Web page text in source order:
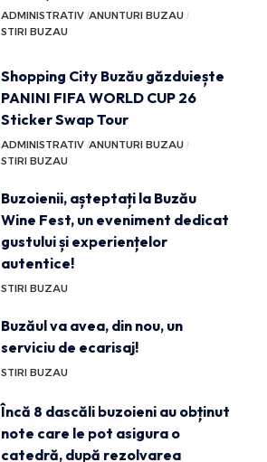
ADMINISTRATIV ANUNTURI BUZAU
STIRI BUZAU
Shopping City Buzău găzduiește
PANINI FIFA WORLD CUP 26
Sticker Swap Tour
ADMINISTRATIV ANUNTURI BUZAU
STIRI BUZAU
Buzoienii, așteptați la Buzău
Wine Fest, un eveniment dedicat
gustului și experiențelor
autentice!
STIRI BUZAU
Buzăul va avea, din nou, un
serviciu de ecarisaj!
STIRI BUZAU
Încă 8 dascăli buzoieni au obținut
note care le pot asigura o
catedră, după rezolvarea